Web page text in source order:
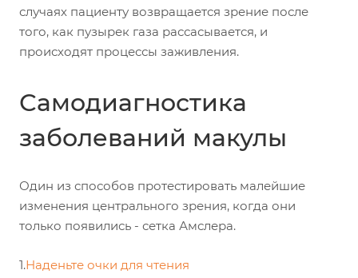
случаях пациенту возвращается зрение после
того, как пузырек газа рассасывается, и
происходят процессы заживления.
Самодиагностика
заболеваний макулы
Один из способов протестировать малейшие
изменения центрального зрения, когда они
только появились - сетка Амслера.
1.Наденьте очки для чтения